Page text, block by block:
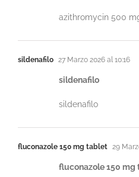
azithromycin 500
sildenafilo 27 Marzo 2026 al 10:16
sildenafilo
sildenafilo
fluconazole 150 mg tablet 29
fluconazole 150 mg